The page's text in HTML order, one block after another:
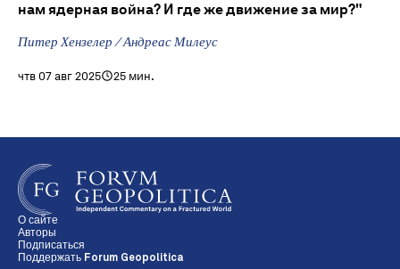
нам ядерная война? И где же движение за мир?"
Питер Хензелер / Андреас Милеус
чтв 07 авг 2025 25 мин.
О сайте
Авторы
Подписаться
Поддержать Forum Geopolitica